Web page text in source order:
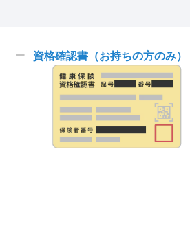
資格確認書（お持ちの方のみ）